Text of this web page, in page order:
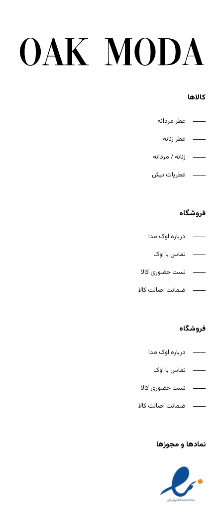
کالاها
عطر مردانه
عطر زنانه
زنانه / مردانه
عطریات نیش
فروشگاه
درباره اوک مدا
تماس با اوک
تست حضوری کالا
ضمانت اصالت کالا
فروشگاه
درباره اوک مدا
تماس با اوک
تست حضوری کالا
ضمانت اصالت کالا
نمادها و مجوزها